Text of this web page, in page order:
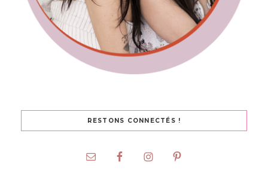
RESTONS CONNECTÉS !